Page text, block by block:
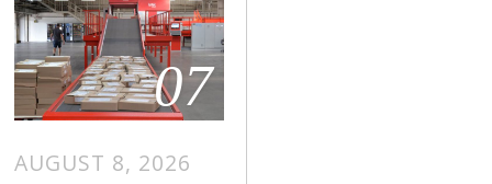
07
AUGUST 8, 2026